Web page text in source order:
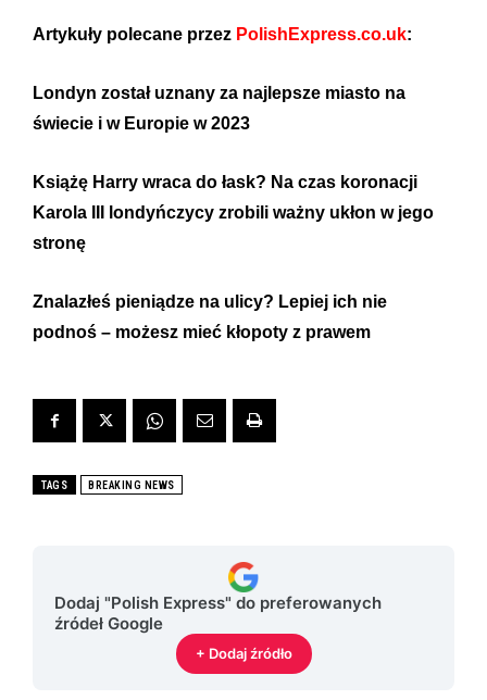
Artykuły polecane przez PolishExpress.co.uk:
Londyn został uznany za najlepsze miasto na
świecie i w Europie w 2023
Książę Harry wraca do łask? Na czas koronacji
Karola III londyńczycy zrobili ważny ukłon w jego
stronę
Znalazłeś pieniądze na ulicy? Lepiej ich nie
podnoś – możesz mieć kłopoty z prawem
TAGS BREAKING NEWS
Dodaj "Polish Express" do preferowanych
źródeł Google
+ Dodaj źródło